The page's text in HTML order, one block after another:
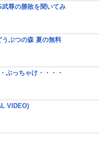
武尊の勝敗を聞いてみ
ぶつの森 夏の無料
ぶっちゃけ・・・・
VIDEO)